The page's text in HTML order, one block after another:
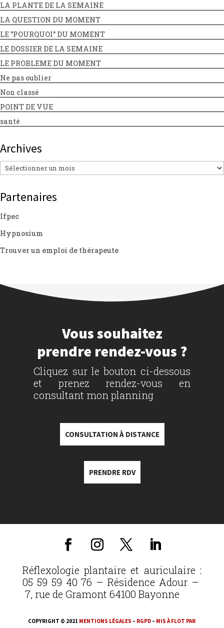
LA PLANTE DE LA SEMAINE
LA QUESTION DU MOMENT
LE "POURQUOI" DU MOMENT
LE DOSSIER DE LA SEMAINE
LE PROBLEME DU MOMENT
Ne pas oublier
Non classé
POINT DE VUE
santé
Archives
Archives
Partenaires
Ifpec
Hypnosium
Trouver un emploi de thérapeute
Vous souhaitez
prendre rendez-vous ?
Cliquez sur le bouton ci-dessous
et prenez rendez-vous en
consultant mon planning
CONSULTATION À DISTANCE
PRENDRE RDV
Réflexologie plantaire et auriculaire :
05 59 59 40 76 – Résidence Adour –
7, rue de Gramont 64100 Bayonne
COPYRIGHT © 2021 MENTIONS LÉGALES – RGPD – MIS À FLOT PAR